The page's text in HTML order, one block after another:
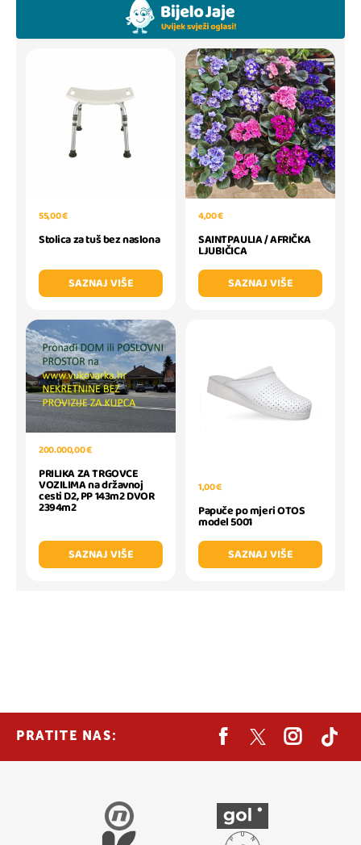
55,00 €
Stolica za tuš bez naslona
SAZNAJ VIŠE
4,00 €
SAINTPAULIA / AFRIČKA
LJUBIČICA
SAZNAJ VIŠE
200.000,00 €
PRILIKA ZA TRGOVCE
VOZILIMA na državnoj
cesti D2, PP 143m2 DVOR
2394m2
SAZNAJ VIŠE
1,00 €
Papuče po mjeri OTOS
model 5001
SAZNAJ VIŠE
PRATITE NAS: